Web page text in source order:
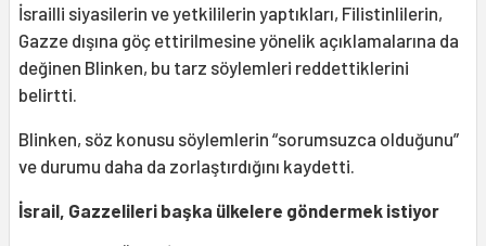
İsrailli siyasilerin ve yetkililerin yaptıkları, Filistinlilerin,
Gazze dışına göç ettirilmesine yönelik açıklamalarına da
değinen Blinken, bu tarz söylemleri reddettiklerini
belirtti.
Blinken, söz konusu söylemlerin “sorumsuzca olduğunu”
ve durumu daha da zorlaştırdığını kaydetti.
İsrail, Gazzelileri başka ülkelere göndermek istiyor